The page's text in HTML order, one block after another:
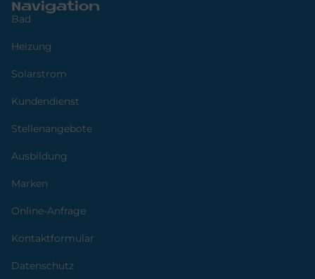
Navigation
Bad
Heizung
Solarstrom
Kundendienst
Stellenangebote
Ausbildung
Marken
Online-Anfrage
Kontaktformular
Datenschutz